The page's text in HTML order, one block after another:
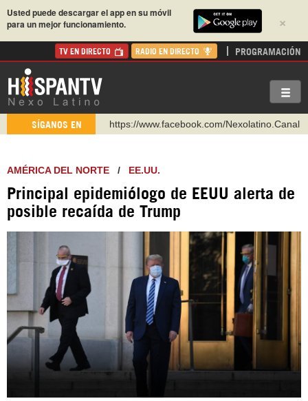
×
Usted puede descargar el app en su móvil
para un mejor funcionamiento.
TV EN DIRECTO RADIO EN DIRECTO PROGRAMACIÓN
SÍGANOS EN
https://www.facebook.com/Nexolatino.Canal
http://twitter.com/nexo_latino
https://t.me/hispantvcanal
https://urmedium.com/c/hispantv
Instagram como: hispan_tv
AMÉRICA DEL NORTE / EE.UU.
Principal epidemiólogo de EEUU alerta de
posible recaída de Trump